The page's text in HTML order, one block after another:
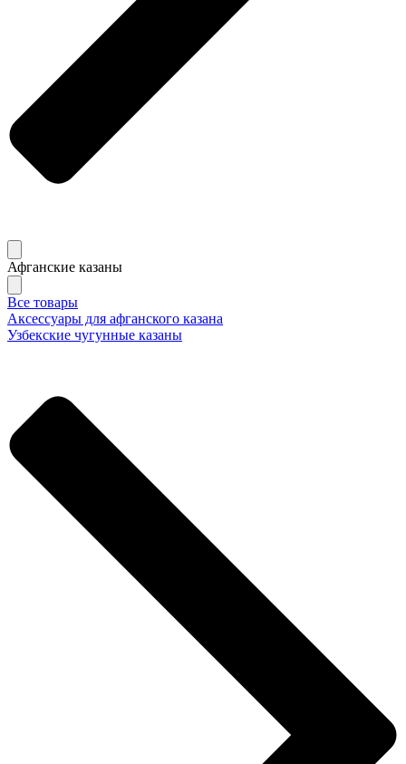
Афганские казаны
Все товары
Аксессуары для афганского казана
Узбекские чугунные казаны